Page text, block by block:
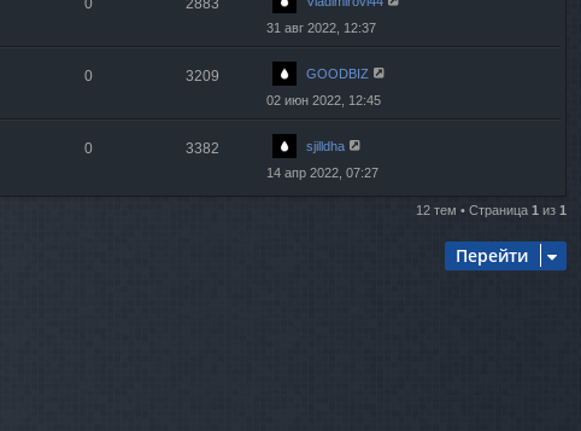
0 2883
31 авг 2022, 12:37
0 3209
GOODBIZ
02 июн 2022, 12:45
0 3382
sjilldha
14 апр 2022, 07:27
12 тем • Страница 1 из 1
Перейти